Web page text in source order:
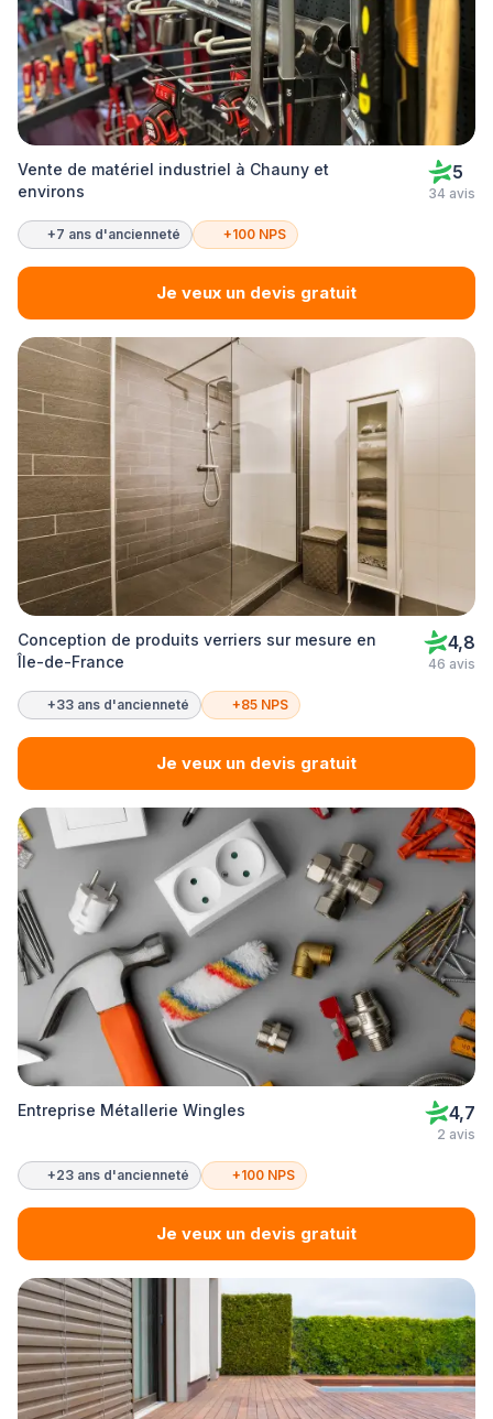
Vente de matériel industriel à Chauny et
environs
5
34 avis
+7 ans d'ancienneté +100 NPS
Je veux un devis gratuit
Conception de produits verriers sur mesure en
Île-de-France
4,8
46 avis
+33 ans d'ancienneté +85 NPS
Je veux un devis gratuit
Entreprise Métallerie Wingles 4,7
2 avis
+23 ans d'ancienneté +100 NPS
Je veux un devis gratuit